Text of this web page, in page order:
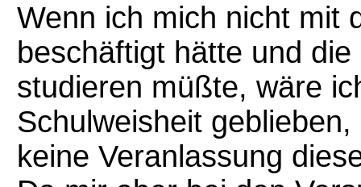
Wenn ich mich nicht mit
beschäftigt hätte und
studieren müßte, wäre
Schulweisheit
keine Veranlassung